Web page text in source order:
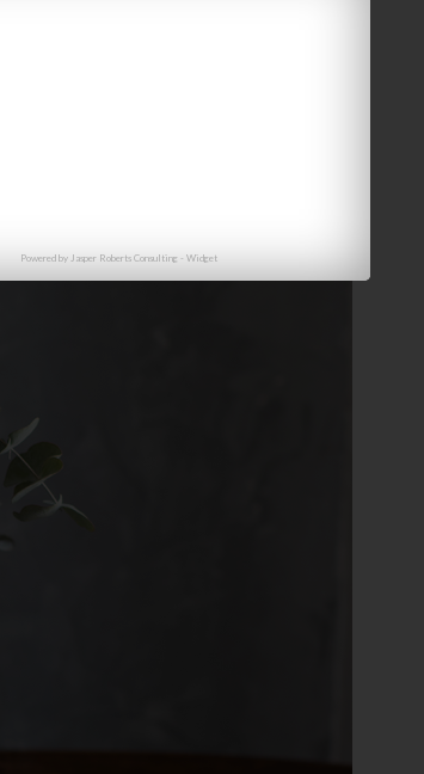
Powered byJasper Roberts Consulting -Widget